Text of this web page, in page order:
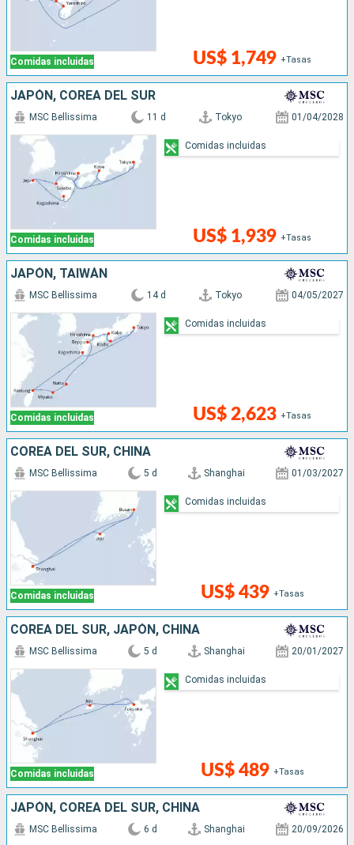
Comidas incluidas US$ 1,749 +Tasas
JAPÓN, COREA DEL SUR
Comidas incluidas
MSC Bellissima 11 d Tokyo 01/04/2028
US$ 1,939 +Tasas
Comidas incluidas
JAPÓN, TAIWÁN
Comidas incluidas
MSC Bellissima 14 d Tokyo 04/05/2027
US$ 2,623 +Tasas
Comidas incluidas
COREA DEL SUR, CHINA
Comidas incluidas
MSC Bellissima 5 d Shanghai 01/03/2027
US$ 439 +Tasas
Comidas incluidas
COREA DEL SUR, JAPÓN, CHINA
Comidas incluidas
MSC Bellissima 5 d Shanghai 20/01/2027
US$ 489 +Tasas
Comidas incluidas
JAPÓN, COREA DEL SUR, CHINA
MSC Bellissima 6 d Shanghai 20/09/2026